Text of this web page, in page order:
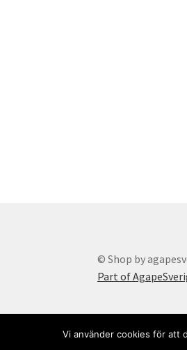
© Shop by
Part of
Vi använder cookies för att